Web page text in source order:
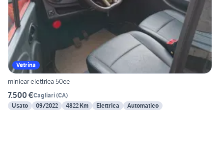
Vetrina
minicar elettrica 50cc
7.500 €Cagliari(CA)
Usato
09/2022 4822 Km Elettrica Automatico